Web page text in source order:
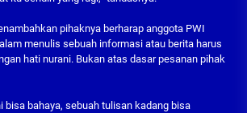
pihaknya berharap anggota PWI
menulis sebuah informasi atau berita harus
hati nurani. Bukan atas dasar pesanan pihak
bisa bahaya, sebuah tulisan kadang bisa